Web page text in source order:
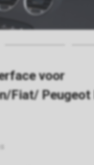
voor
Fiat/ Peugeot